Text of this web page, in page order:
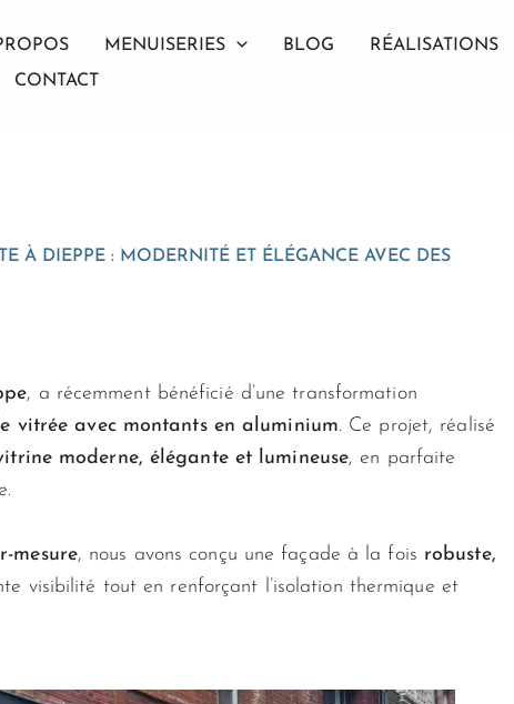
MENUISERIES BLOG RÉALISATIONS
CONTACT
À DIEPPE : MODERNITÉ ET ÉLÉGANCE AVEC DES
, a récemment bénéficié d’une transformation
vitrée avec montants en aluminium. Ce projet, réalisé
moderne, élégante et lumineuse, en parfaite
mesure, nous avons conçu une façade à la fois robuste,
visibilité tout en renforçant l’isolation thermique et